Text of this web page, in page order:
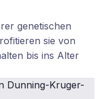
genetischen
sie von
bis ins Alter